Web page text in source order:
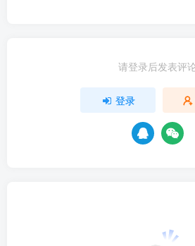
请登录后发表评
登录